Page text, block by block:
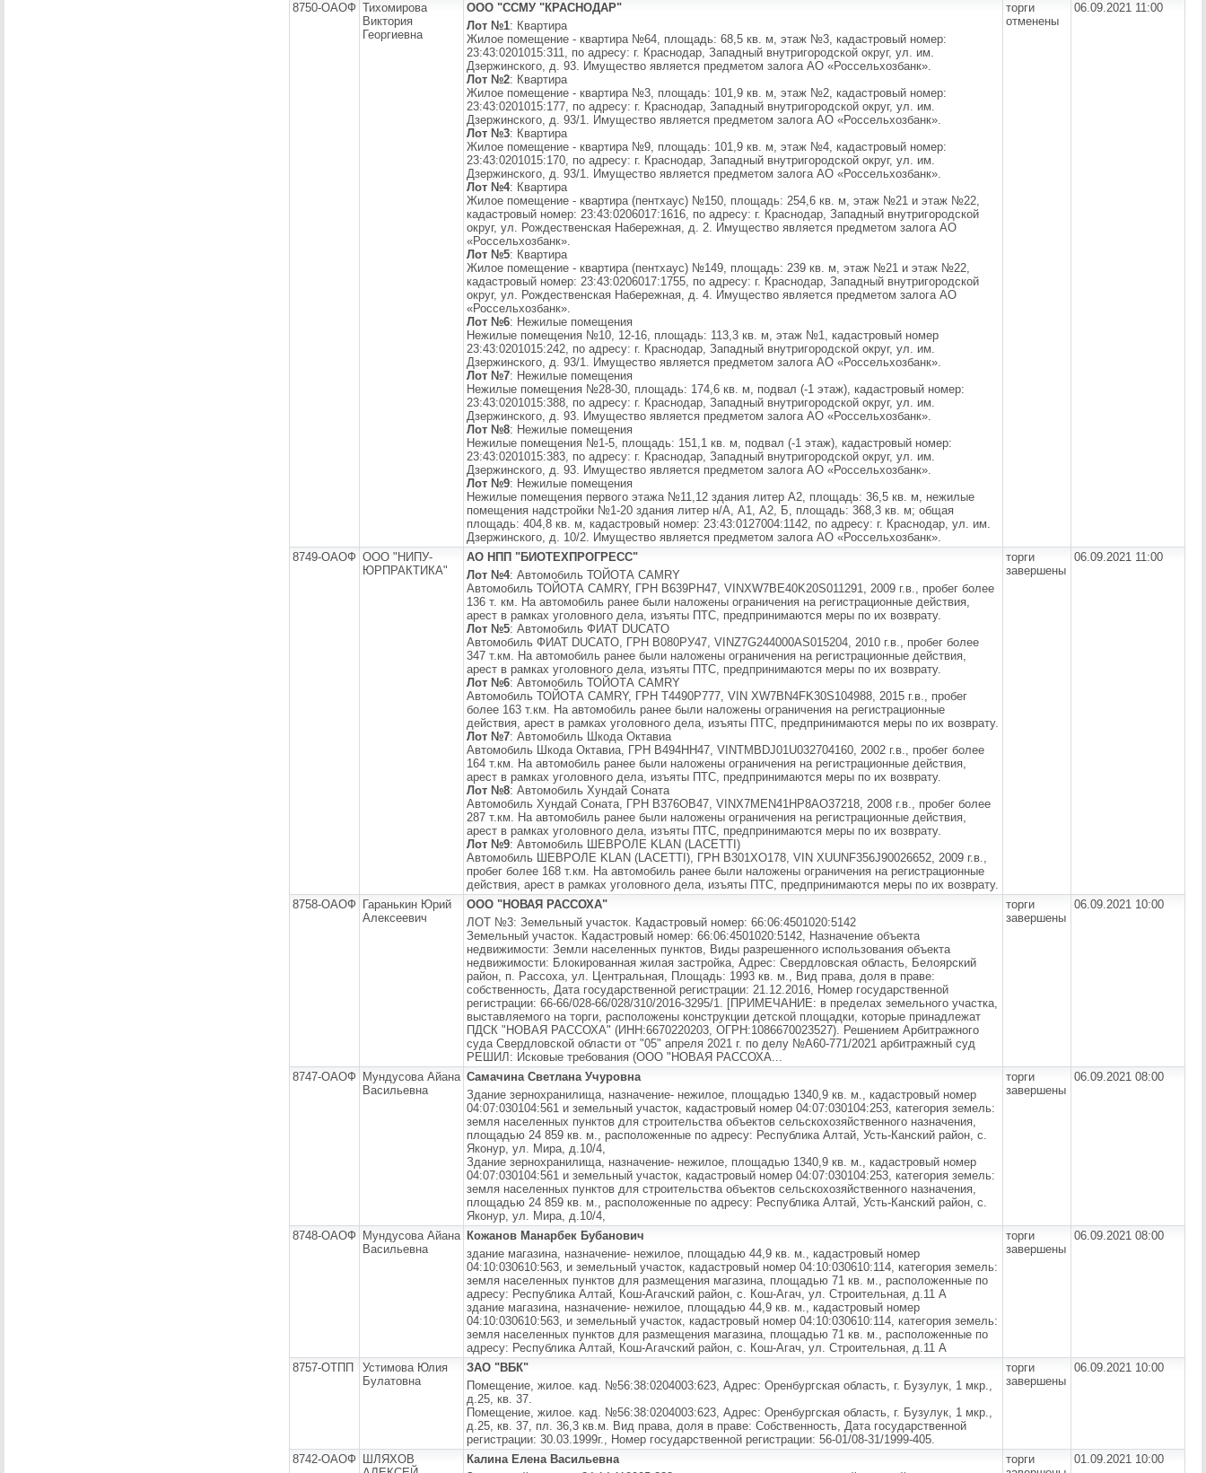
8750-ОАОФ Тихомирова
Виктория
Георгиевна
ООО "ССМУ "КРАСНОДАР"
Лот №1: Квартира
Жилое помещение - квартира №64, площадь: 68,5 кв. м, этаж №3, кадастровый номер:
23:43:0201015:311, по адресу: г. Краснодар, Западный внутригородской округ, ул. им.
Дзержинского, д. 93. Имущество является предметом залога АО «Россельхозбанк».
Лот №2: Квартира
Жилое помещение - квартира №3, площадь: 101,9 кв. м, этаж №2, кадастровый номер:
23:43:0201015:177, по адресу: г. Краснодар, Западный внутригородской округ, ул. им.
Дзержинского, д. 93/1. Имущество является предметом залога АО «Россельхозбанк».
Лот №3: Квартира
Жилое помещение - квартира №9, площадь: 101,9 кв. м, этаж №4, кадастровый номер:
23:43:0201015:170, по адресу: г. Краснодар, Западный внутригородской округ, ул. им.
Дзержинского, д. 93/1. Имущество является предметом залога АО «Россельхозбанк».
Лот №4: Квартира
Жилое помещение - квартира (пентхаус) №150, площадь: 254,6 кв. м, этаж №21 и этаж №22,
кадастровый номер: 23:43:0206017:1616, по адресу: г. Краснодар, Западный внутригородской
округ, ул. Рождественская Набережная, д. 2. Имущество является предметом залога АО
«Россельхозбанк».
Лот №5: Квартира
Жилое помещение - квартира (пентхаус) №149, площадь: 239 кв. м, этаж №21 и этаж №22,
кадастровый номер: 23:43:0206017:1755, по адресу: г. Краснодар, Западный внутригородской
округ, ул. Рождественская Набережная, д. 4. Имущество является предметом залога АО
«Россельхозбанк».
Лот №6: Нежилые помещения
Нежилые помещения №10, 12-16, площадь: 113,3 кв. м, этаж №1, кадастровый номер
23:43:0201015:242, по адресу: г. Краснодар, Западный внутригородской округ, ул. им.
Дзержинского, д. 93/1. Имущество является предметом залога АО «Россельхозбанк».
Лот №7: Нежилые помещения
Нежилые помещения №28-30, площадь: 174,6 кв. м, подвал (-1 этаж), кадастровый номер:
23:43:0201015:388, по адресу: г. Краснодар, Западный внутригородской округ, ул. им.
Дзержинского, д. 93. Имущество является предметом залога АО «Россельхозбанк».
Лот №8: Нежилые помещения
Нежилые помещения №1-5, площадь: 151,1 кв. м, подвал (-1 этаж), кадастровый номер:
23:43:0201015:383, по адресу: г. Краснодар, Западный внутригородской округ, ул. им.
Дзержинского, д. 93. Имущество является предметом залога АО «Россельхозбанк».
Лот №9: Нежилые помещения
Нежилые помещения первого этажа №11,12 здания литер А2, площадь: 36,5 кв. м, нежилые
помещения надстройки №1-20 здания литер н/А, А1, А2, Б, площадь: 368,3 кв. м; общая
площадь: 404,8 кв. м, кадастровый номер: 23:43:0127004:1142, по адресу: г. Краснодар, ул. им.
Дзержинского, д. 10/2. Имущество является предметом залога АО «Россельхозбанк».
торги
отменены
06.09.2021 11:00
8749-ОАОФ ООО "НИПУ-
ЮРПРАКТИКА"
АО НПП "БИОТЕХПРОГРЕСС"
Лот №4: Автомобиль ТОЙОТА CAMRY
Автомобиль ТОЙОТА CAMRY, ГРН В639РН47, VINXW7BE40K20S011291, 2009 г.в., пробег более
136 т. км. На автомобиль ранее были наложены ограничения на регистрационные действия,
арест в рамках уголовного дела, изъяты ПТС, предпринимаются меры по их возврату.
Лот №5: Автомобиль ФИАТ DUCATO
Автомобиль ФИАТ DUCATO, ГРН В080РУ47, VINZ7G244000AS015204, 2010 г.в., пробег более
347 т.км. На автомобиль ранее были наложены ограничения на регистрационные действия,
арест в рамках уголовного дела, изъяты ПТС, предпринимаются меры по их возврату.
Лот №6: Автомобиль ТОЙОТА CAMRY
Автомобиль ТОЙОТА CAMRY, ГРН Т4490Р777, VIN XW7BN4FK30S104988, 2015 г.в., пробег
более 163 т.км. На автомобиль ранее были наложены ограничения на регистрационные
действия, арест в рамках уголовного дела, изъяты ПТС, предпринимаются меры по их возврату.
Лот №7: Автомобиль Шкода Октавиа
Автомобиль Шкода Октавиа, ГРН В494НН47, VINTMBDJ01U032704160, 2002 г.в., пробег более
164 т.км. На автомобиль ранее были наложены ограничения на регистрационные действия,
арест в рамках уголовного дела, изъяты ПТС, предпринимаются меры по их возврату.
Лот №8: Автомобиль Хундай Соната
Автомобиль Хундай Соната, ГРН В376ОВ47, VINX7MEN41HP8AO37218, 2008 г.в., пробег более
287 т.км. На автомобиль ранее были наложены ограничения на регистрационные действия,
арест в рамках уголовного дела, изъяты ПТС, предпринимаются меры по их возврату.
Лот №9: Автомобиль ШЕВРОЛЕ KLAN (LACETTI)
Автомобиль ШЕВРОЛЕ KLAN (LACETTI), ГРН В301ХО178, VIN XUUNF356J90026652, 2009 г.в.,
пробег более 168 т.км. На автомобиль ранее были наложены ограничения на регистрационные
действия, арест в рамках уголовного дела, изъяты ПТС, предпринимаются меры по их возврату.
торги
завершены
06.09.2021 11:00
8758-ОАОФ
Гаранькин Юрий
Алексеевич
ООО "НОВАЯ РАССОХА"
ЛОТ №3: Земельный участок. Кадастровый номер: 66:06:4501020:5142
Земельный участок. Кадастровый номер: 66:06:4501020:5142, Назначение объекта
недвижимости: Земли населенных пунктов, Виды разрешенного использования объекта
недвижимости: Блокированная жилая застройка, Адрес: Свердловская область, Белоярский
район, п. Рассоха, ул. Центральная, Площадь: 1993 кв. м., Вид права, доля в праве:
собственность, Дата государственной регистрации: 21.12.2016, Номер государственной
регистрации: 66-66/028-66/028/310/2016-3295/1. [ПРИМЕЧАНИЕ: в пределах земельного участка,
выставляемого на торги, расположены конструкции детской площадки, которые принадлежат
ПДСК "НОВАЯ РАССОХА" (ИНН:6670220203, ОГРН:1086670023527). Решением Арбитражного
суда Свердловской области от "05" апреля 2021 г. по делу №А60-771/2021 арбитражный суд
РЕШИЛ: Исковые требования (ООО "НОВАЯ РАССОХА...
торги
завершены
06.09.2021 10:00
8747-ОАОФ
Мундусова Айана
Васильевна
Самачина Светлана Учуровна
Здание зернохранилища, назначение- нежилое, площадью 1340,9 кв. м., кадастровый номер
04:07:030104:561 и земельный участок, кадастровый номер 04:07:030104:253, категория земель:
земля населенных пунктов для строительства объектов сельскохозяйственного назначения,
площадью 24 859 кв. м., расположенные по адресу: Республика Алтай, Усть-Канский район, с.
Яконур, ул. Мира, д.10/4,
Здание зернохранилища, назначение- нежилое, площадью 1340,9 кв. м., кадастровый номер
04:07:030104:561 и земельный участок, кадастровый номер 04:07:030104:253, категория земель:
земля населенных пунктов для строительства объектов сельскохозяйственного назначения,
площадью 24 859 кв. м., расположенные по адресу: Республика Алтай, Усть-Канский район, с.
Яконур, ул. Мира, д.10/4,
торги
завершены
06.09.2021 08:00
8748-ОАОФ
Мундусова Айана
Васильевна
Кожанов Манарбек Бубанович
здание магазина, назначение- нежилое, площадью 44,9 кв. м., кадастровый номер
04:10:030610:563, и земельный участок, кадастровый номер 04:10:030610:114, категория земель:
земля населенных пунктов для размещения магазина, площадью 71 кв. м., расположенные по
адресу: Республика Алтай, Кош-Агачский район, с. Кош-Агач, ул. Строительная, д.11 А
здание магазина, назначение- нежилое, площадью 44,9 кв. м., кадастровый номер
04:10:030610:563, и земельный участок, кадастровый номер 04:10:030610:114, категория земель:
земля населенных пунктов для размещения магазина, площадью 71 кв. м., расположенные по
адресу: Республика Алтай, Кош-Агачский район, с. Кош-Агач, ул. Строительная, д.11 А
торги
завершены
06.09.2021 08:00
8757-ОТПП
Устимова Юлия
Булатовна
ЗАО "ВБК"
Помещение, жилое. кад. №56:38:0204003:623, Адрес: Оренбургская область, г. Бузулук, 1 мкр.,
д.25, кв. 37.
Помещение, жилое. кад. №56:38:0204003:623, Адрес: Оренбургская область, г. Бузулук, 1 мкр.,
д.25, кв. 37, пл. 36,3 кв.м. Вид права, доля в праве: Собственность, Дата государственной
регистрации: 30.03.1999г., Номер государственной регистрации: 56-01/08-31/1999-405.
торги
завершены
06.09.2021 10:00
8742-ОАОФ
ШЛЯХОВ
Калина Елена Васильевна
торги
01.09.2021 10:00